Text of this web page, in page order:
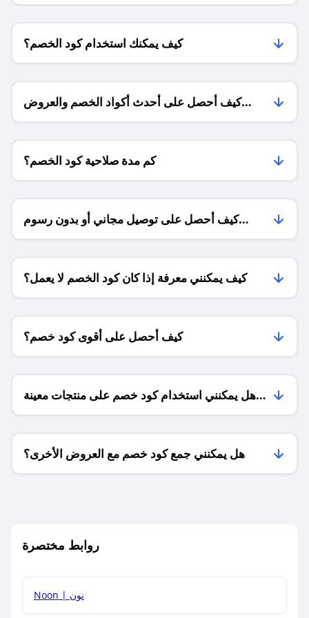
كيف يمكنك استخدام كود الخصم؟
كيف أحصل على أحدث أكواد الخصم والعروض
للمتاجر؟
كم مدة صلاحية كود الخصم؟
كيف أحصل على توصيل مجاني أو بدون رسوم
الشحن ؟
كيف يمكنني معرفة إذا كان كود الخصم لا يعمل؟
كيف أحصل على أقوى كود خصم؟
هل يمكنني استخدام كود خصم على منتجات معينة
فقط؟
هل يمكنني جمع كود خصم مع العروض الأخرى؟
روابط مختصرة
Noon | نون